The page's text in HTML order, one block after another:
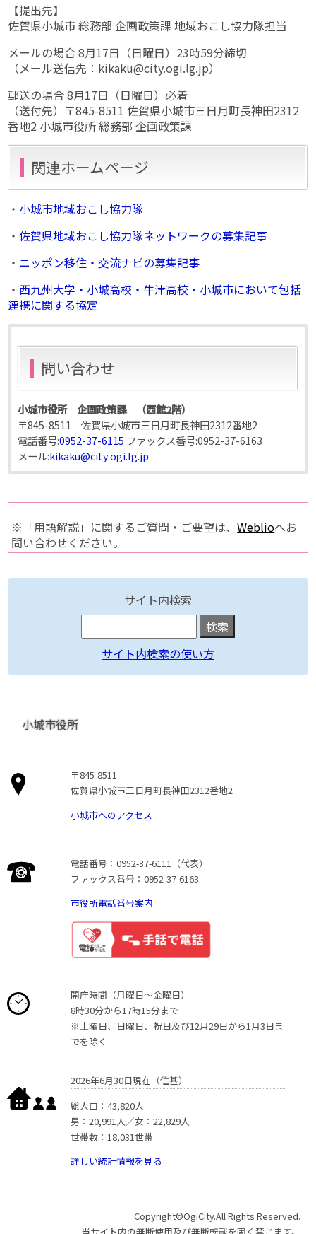
【提出先】
佐賀県小城市 総務部 企画政策課 地域おこし協力隊担当
メールの場合 8月17日（日曜日）23時59分締切
（メール送信先：kikaku@city.ogi.lg.jp）
郵送の場合 8月17日（日曜日）必着
（送付先）〒845-8511 佐賀県小城市三日月町長神田2312
番地2 小城市役所 総務部 企画政策課
関連ホームページ
・ 小城市地域おこし協力隊
・佐賀県地域おこし協力隊ネットワークの募集記事
・ ニッポン移住・交流ナビの募集記事
・ 西九州大学・小城高校・牛津高校・小城市において包括
連携に関する協定
問い合わせ
小城市役所 企画政策課 （西館2階）
〒845-8511 佐賀県小城市三日月町長神田2312番地2
電話番号:0952-37-6115 ファックス番号:0952-37-6163
メール:kikaku@city.ogi.lg.jp
※「用語解説」に関するご質問・ご要望は、Weblioへお
問い合わせください。
サイト内検索
サイト内検索の使い方
小城市役所
〒845-8511
佐賀県小城市三日月町長神田2312番地2
小城市へのアクセス
電話番号：0952-37-6111（代表）
ファックス番号：0952-37-6163
市役所電話番号案内
開庁時間（月曜日〜金曜日）
8時30分から17時15分まで
※土曜日、日曜日、祝日及び12月29日から1月3日ま
でを除く
2026年6月30日現在（住基）
総人口：43,820人
男：20,991人／女：22,829人
世帯数：18,031世帯
詳しい統計情報を見る
Copyright©OgiCity.All Rights Reserved.